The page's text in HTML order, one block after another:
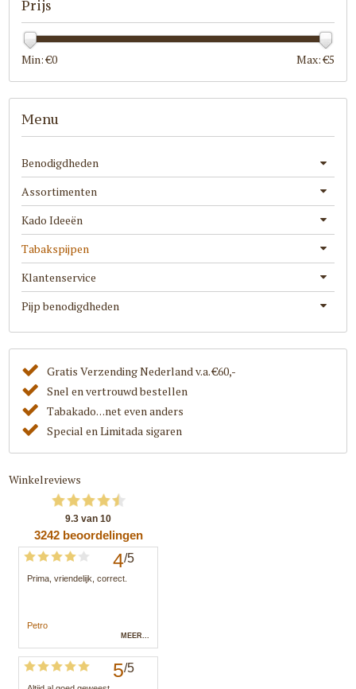
Prijs
Min: €0 Max: €5
Menu
Benodigdheden
Assortimenten
Kado Ideeën
Tabakspijpen
Klantenservice
Pijp benodigdheden
Gratis Verzending Nederland v.a. €60,-
Snel en vertrouwd bestellen
Tabakado. . .net even anders
Special en Limitada sigaren
Winkelreviews